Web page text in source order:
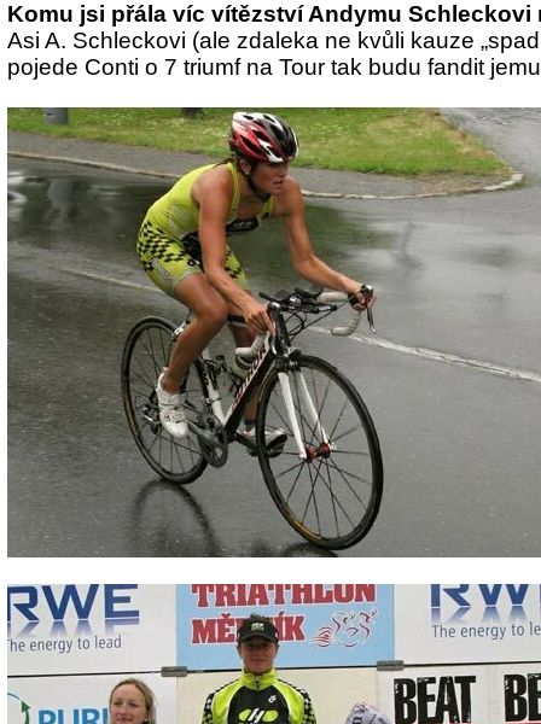
Komu jsi přála víc vítězství Andymu Schleckovi
Asi A. Schleckovi (ale zdaleka ne kvůli kauze
pojede Conti o 7 triumf na Tour tak budu fandit